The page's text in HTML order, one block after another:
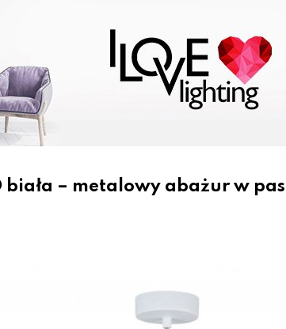
biała – metalowy abażur w